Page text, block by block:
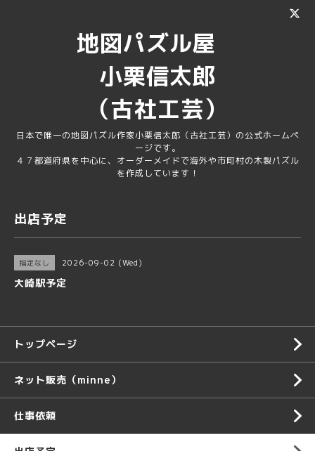
地図パズル屋
小栗信太郎
（古社工芸）
日本で唯一の地図パズル作家小栗信太郎（古社工芸）の公式ホームペ
ージです。
４７都道府県を中心に、オーダーメイドで海外や市町村の木製パズル
を作成しています！
出店予定
指定なし 2026-09-02 (Wed)
大崎駅予定
トップページ
ネット販売（minne）
仕事依頼